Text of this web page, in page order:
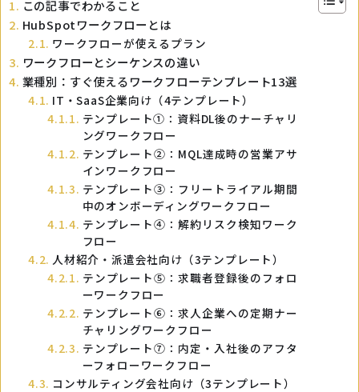
この記事でわかること
HubSpotワークフローとは
ワークフローが使えるプラン
ワークフローとシーケンスの違い
業種別：すぐ使えるワークフローテンプレート13選
IT・SaaS企業向け（4テンプレート）
テンプレート①：資料DL後のナーチャリ
ングワークフロー
テンプレート②：MQL達成時の営業アサ
インワークフロー
テンプレート③：フリートライアル期間
中のオンボーディングワークフロー
テンプレート④：解約リスク検知ワーク
フロー
人材紹介・派遣会社向け（3テンプレート）
テンプレート⑤：求職者登録後のフォロ
ーワークフロー
テンプレート⑥：求人企業への定期ナー
チャリングワークフロー
テンプレート⑦：内定・入社後のアフタ
ーフォローワークフロー
コンサルティング会社向け（3テンプレート）